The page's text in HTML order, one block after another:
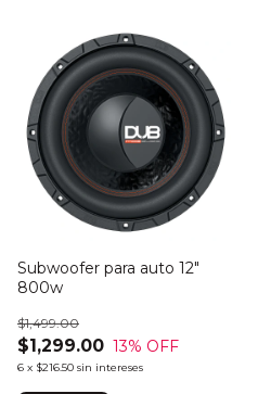
Subwoofer para auto 12"
800w
$1,299.00
$1,499.00
13% OFF
6 x $216.50 sin intereses